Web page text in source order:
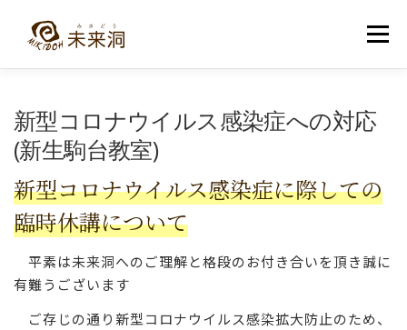
メニュー
新型コロナウイルス感染症への対応
(新生駒台教室)
新型コロナウイルス感染症に際しての
臨時休講について
平素は未来洞へのご理解と格段のお付き合いを頂き誠に
有難うございます
ご存じの通り新型コロナウイルス感染拡大防止のため、